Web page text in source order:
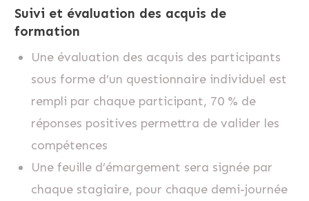
Suivi et évaluation des acquis de
formation
Une évaluation des acquis des participants
sous forme d’un questionnaire individuel est
rempli par chaque participant, 70 % de
réponses positives permettra de valider les
compétences
Une feuille d’émargement sera signée par
chaque stagiaire, pour chaque demi-journée